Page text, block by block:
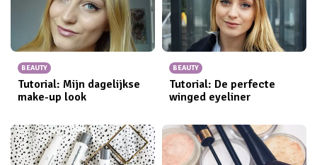
rijtje gezet!
BEAUTY
Tutorial: Mijn dagelijkse
make-up look
BEAUTY
Tutorial: De perfecte
winged eyeliner